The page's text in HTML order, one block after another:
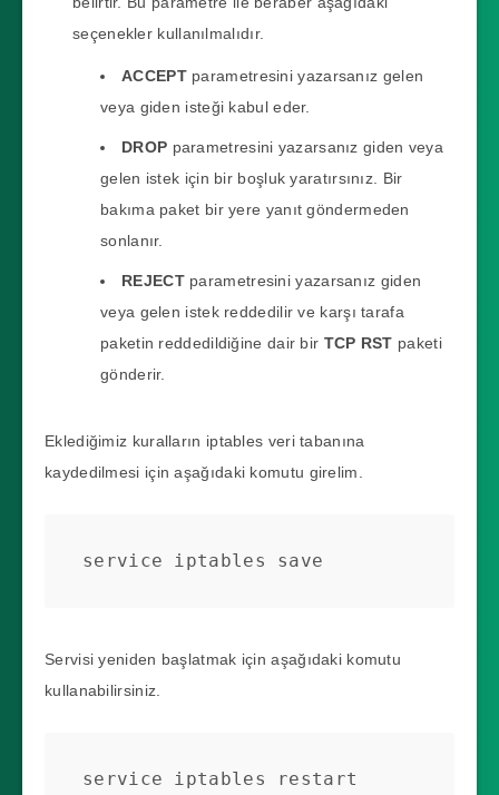
seçenekler kullanılmalıdır.
ACCEPTparametresini yazarsanız gelen
veya giden isteği kabul eder.
DROP parametresini yazarsanız giden veya
gelen istek için bir boşluk yaratırsınız. Bir
bakıma paket bir yere yanıt göndermeden
sonlanır.
REJECTparametresini yazarsanız giden
veya gelen istek reddedilir ve karşı tarafa
paketin reddedildiğine dair bir TCP RST paketi
gönderir.
Eklediğimiz kuralların iptables veri tabanına
kaydedilmesi için aşağıdaki komutu girelim.
service iptables save
Servisi yeniden başlatmak için aşağıdaki komutu
kullanabilirsiniz.
service iptables restart